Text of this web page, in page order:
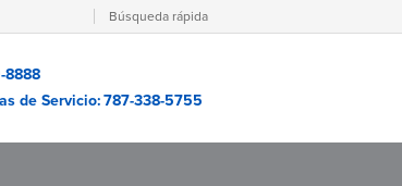
Búsqueda rápida
8888
de Servicio:787-338-5755